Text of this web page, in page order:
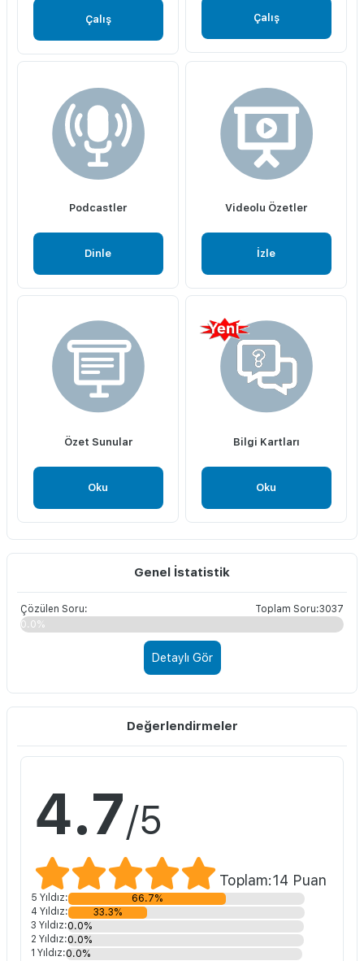
Çalış Çalış
Podcastler
Dinle
Videolu Özetler
İzle
Özet Sunular
Oku
Bilgi Kartları
Oku
Genel İstatistik
Çözülen Soru:
Toplam Soru:3037
0.0%
Detaylı Gör
Değerlendirmeler
4.7/5
Toplam:14 Puan
5 Yıldız:
66.7%
4 Yıldız:
33.3%
3 Yıldız:0.0%
2 Yıldız:0.0%
1 Yıldız:0.0%